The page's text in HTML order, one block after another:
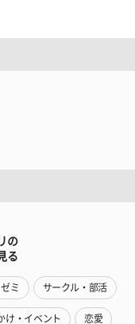
の
る
ミ サークル・部活
け・イベント 恋愛